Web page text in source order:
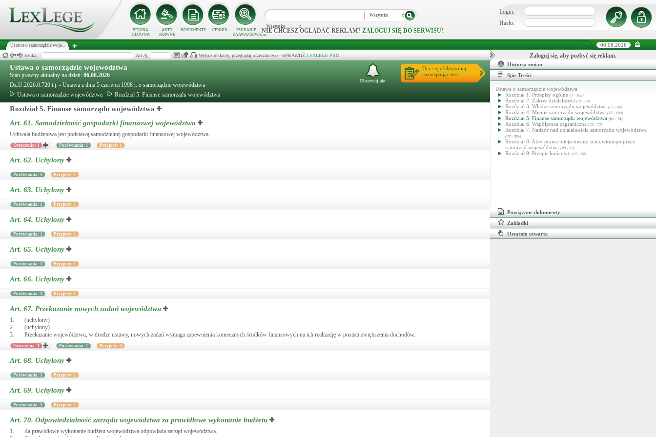
STRONA
GŁÓWNA
AKTY
PRAWNE
DOKUMENTY CENNIK
SZUKANIE
ZAAWANSOWANE
Wszystko
Wszystko
NIE CHCESZ OGLĄDAĆ REKLAM? ZALOGUJ SIĘ DO SERWISU!
Login:
Hasło:
Ustawa o samorządzie woje... 06.08.2026
Szukaj: Art./§ Wyłącz reklamy, przeglądaj orzecznictwo - SPRAWDŹ LEXLEGE PRO
Ustawa o samorządzie województwa
Stan prawny aktualny na dzień: 06.08.2026
Dz.U.2026.0.720 t.j. - Ustawa z dnia 5 czerwca 1998 r. o samorządzie województwa
Ustawa o samorządzie województwa
Rozdział 5. Finanse samorządu województwa
Ucz się efektywniej
rozwiązując test
Obserwuj akt
Rozdział 5. Finanse samorządu województwa
Art. 61. Samodzielność gospodarki finansowej województwa
Uchwała budżetowa jest podstawą samodzielnej gospodarki finansowej województwa.
Orzeczenia: 1 Porównania: 1 Przypisy: 1
Art. 62. Uchylony
Porównania: 1 Przypisy: 1
Art. 63. Uchylony
Porównania: 1 Przypisy: 1
Art. 64. Uchylony
Porównania: 1 Przypisy: 1
Art. 65. Uchylony
Porównania: 1 Przypisy: 1
Art. 66. Uchylony
Porównania: 1 Przypisy: 1
Art. 67. Przekazanie nowych zadań województwu
1.
(uchylony)
2.
(uchylony)
3.
Przekazanie województwu, w drodze ustawy, nowych zadań wymaga zapewnienia koniecznych środków finansowych na ich realizację w postaci zwiększenia dochodów.
Orzeczenia: 1 Porównania: 1 Przypisy: 3
Art. 68. Uchylony
Porównania: 1 Przypisy: 1
Art. 69. Uchylony
Porównania: 1 Przypisy: 1
Art. 70. Odpowiedzialność zarządu województwa za prawidłowe wykonanie budżetu
1.
Za prawidłowe wykonanie budżetu województwa odpowiada zarząd województwa.
Zaloguj się, aby pozbyć się reklam.
Historia zmian
Spis Treści
Ustawa o samorządzie województwa
Rozdział 1. Przepisy ogólne (1 - 10b)
Rozdział 2. Zakres działalności (11 - 14)
Rozdział 3. Władze samorządu województwa (15 - 46)
Rozdział 4. Mienie samorządu województwa (47 - 60a)
Rozdział 5. Finanse samorządu województwa (61 - 74)
Rozdział 6. Współpraca zagraniczna (75 - 77)
Rozdział 7. Nadzór nad działalnością samorządu województwa
(78 - 88a)
Rozdział 8. Akty prawa miejscowego stanowionego przez
samorząd województwa (89 - 91)
Rozdział 9. Przepis końcowy (92 - 92)
Powiązane dokumenty
Zakładki
Ostatnio otwarte